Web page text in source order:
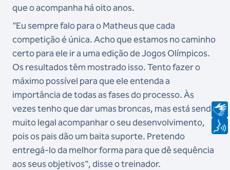
que o acompanha há oito anos.
"Eu sempre falo para o Matheus que cada
competição é única. Acho que estamos no caminho
certo para ele ir a uma edição de Jogos Olímpicos.
Os resultados têm mostrado isso. Tento fazer o
máximo possível para que ele entenda a
importância de todas as fases do processo. Às
vezes tenho que dar umas broncas, mas está sendo
muito legal acompanhar o seu desenvolvimento,
pois os pais dão um baita suporte. Pretendo
entregá-lo da melhor forma para que dê sequência
aos seus objetivos", disse o treinador.